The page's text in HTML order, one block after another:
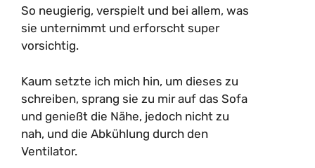
So neugierig, verspielt und bei allem, was
sie unternimmt und erforscht super
vorsichtig.
Kaum setzte ich mich hin, um dieses zu
schreiben, sprang sie zu mir auf das Sofa
und genießt die Nähe, jedoch nicht zu
nah, und die Abkühlung durch den
Ventilator.